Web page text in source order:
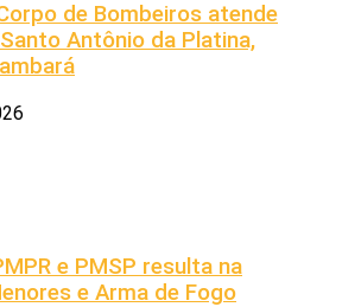
de Bombeiros atende
Antônio da Platina,
e PMSP resulta na
e Arma de Fogo